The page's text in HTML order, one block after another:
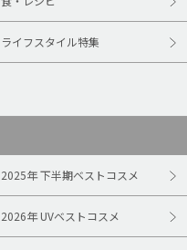
ライフスタイル特集
2025年 下半期ベストコスメ
2026年 UVベストコスメ